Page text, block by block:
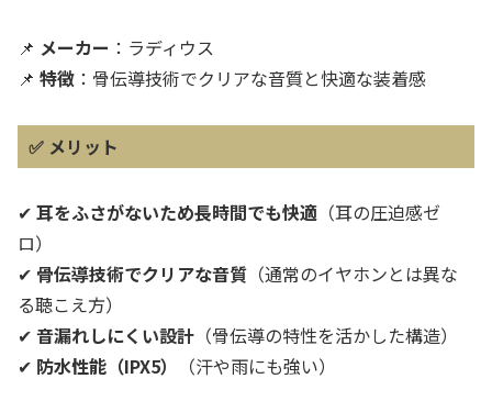
📌 メーカー ：ラディウス
📌 特徴 ：骨伝導技術でクリアな音質と快適な装着感
✅ メリット
✔ 耳をふさがないため長時間でも快適 （耳の圧迫感ゼ
ロ）
✔ 骨伝導技術でクリアな音質 （通常のイヤホンとは異な
る聴こえ方）
✔ 音漏れしにくい設計 （骨伝導の特性を活かした構造）
✔ 防水性能（IPX5） （汗や雨にも強い）